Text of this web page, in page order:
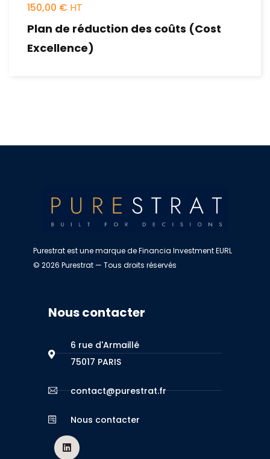
150,00 €
Plan de réduction des coûts (Cost
Excellence)
Purestrat est une marque de Financia Investment EURL
© 2026 Purestrat — Tous droits réservés
Nous contacter
6 rue d'Armaillé
75017 PARIS
contact@purestrat.fr
Nous contacter